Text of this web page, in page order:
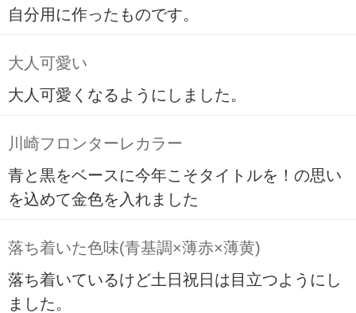
自分用に作ったものです。
大人可愛い
大人可愛くなるようにしました。
川崎フロンターレカラー
青と黒をベースに今年こそタイトルを！の思い
を込めて金色を入れました
落ち着いた色味(青基調×薄赤×薄黄)
落ち着いているけど土日祝日は目立つようにし
ました。